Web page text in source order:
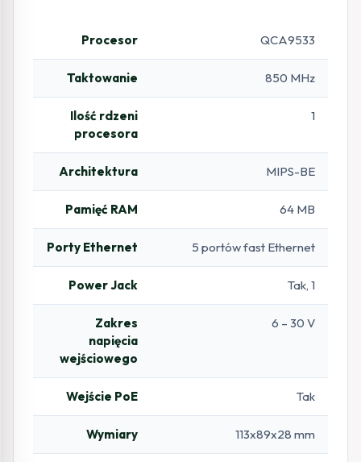
Procesor QCA9533
Taktowanie 850 MHz
Ilość rdzeni
procesora
1
Architektura MIPS-BE
Pamięć RAM 64 MB
Porty Ethernet 5 portów fast Ethernet
Power Jack Tak, 1
Zakres
napięcia
wejściowego
6 – 30 V
Wejście PoE Tak
Wymiary 113x89x28 mm